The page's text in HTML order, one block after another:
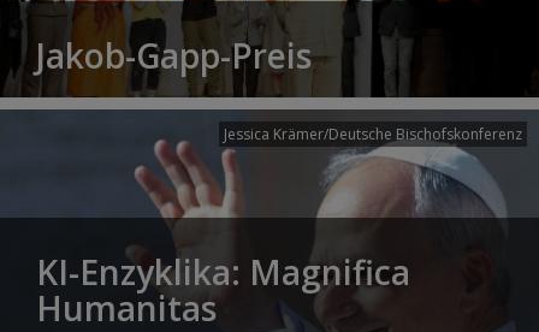
Jakob-Gapp-Preis
Jessica Krämer/Deutsche Bischofskonferenz
KI-Enzyklika: Magnifica
Humanitas